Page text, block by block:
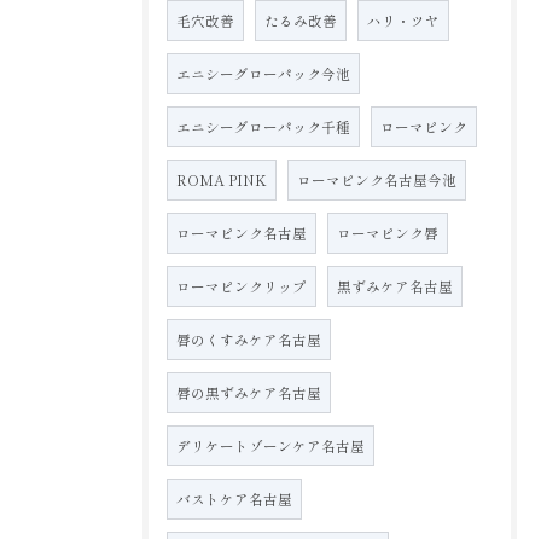
毛穴改善 たるみ改善 ハリ・ツヤ
エニシーグローパック今池
エニシーグローパック千種 ローマピンク
ROMA PINK ローマピンク名古屋今池
ローマピンク名古屋 ローマピンク唇
ローマピンクリップ 黒ずみケア名古屋
唇のくすみケア名古屋
唇の黒ずみケア名古屋
デリケートゾーンケア名古屋
バストケア名古屋